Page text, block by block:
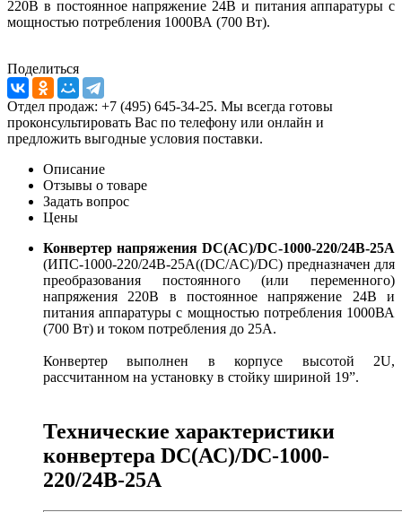
220В в постоянное напряжение 24В и питания аппаратуры с
мощностью потребления 1000ВА (700 Вт).
Поделиться
Отдел продаж: +7 (495) 645-34-25. Мы всегда готовы
проконсультировать Вас по телефону или онлайн и
предложить выгодные условия поставки.
Описание
Отзывы о товаре
Задать вопрос
Цены
Конвертер напряжения DC(АС)/DC-1000-220/24В-25А
(ИПС-1000-220/24В-25А((DC/AC)/DC) предназначен для
преобразования постоянного (или переменного)
напряжения 220В в постоянное напряжение 24В и
питания аппаратуры с мощностью потребления 1000ВА
(700 Вт) и током потребления до 25А.
Конвертер выполнен в корпусе высотой 2U,
рассчитанном на установку в стойку шириной 19”.
Технические характеристики
конвертера DC(АС)/DC-1000-
220/24В-25А